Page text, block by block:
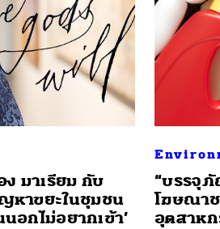
มาเรียม กับ
หาขยะในชุมชน
อกไม่อยากเข้า’
“บรรจุภั
โฆษณา
อุตสาห
LINE EMAIL